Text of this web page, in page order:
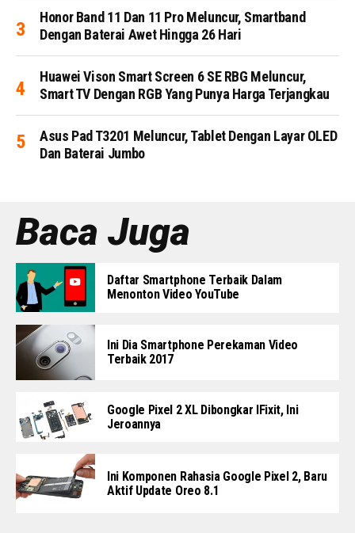
Honor Band 11 Dan 11 Pro Meluncur, Smartband
Dengan Baterai Awet Hingga 26 Hari
Huawei Vison Smart Screen 6 SE RBG Meluncur,
Smart TV Dengan RGB Yang Punya Harga Terjangkau
Asus Pad T3201 Meluncur, Tablet Dengan Layar OLED
Dan Baterai Jumbo
Baca Juga
Daftar Smartphone Terbaik Dalam
Menonton Video YouTube
Ini Dia Smartphone Perekaman Video
Terbaik 2017
Google Pixel 2 XL Dibongkar IFixit, Ini
Jeroannya
Ini Komponen Rahasia Google Pixel 2, Baru
Aktif Update Oreo 8.1